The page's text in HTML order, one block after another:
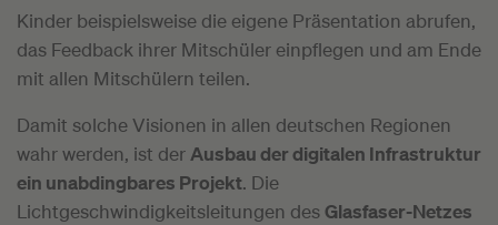
Kinder beispielsweise die eigene Präsentation abrufen,
das Feedback ihrer Mitschüler einpflegen und am Ende
mit allen Mitschülern teilen.
Damit solche Visionen in allen deutschen Regionen
wahr werden, ist der Ausbau der digitalen Infrastruktur
ein unabdingbares Projekt. Die
Lichtgeschwindigkeitsleitungen desGlasfaser-Netzes